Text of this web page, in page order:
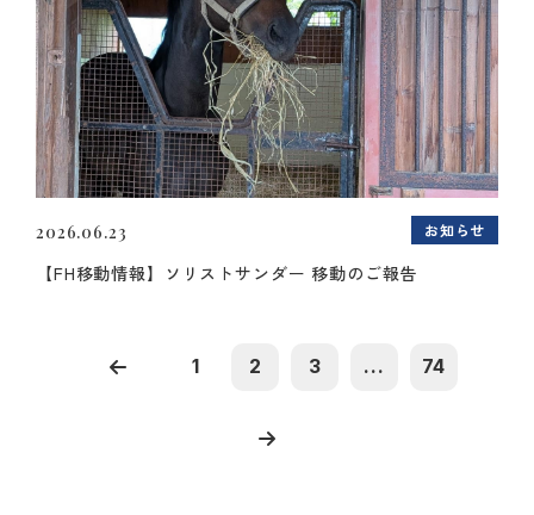
2026.06.23 お知らせ
【FH移動情報】ソリストサンダー 移動のご報告
1 2 3 ... 74